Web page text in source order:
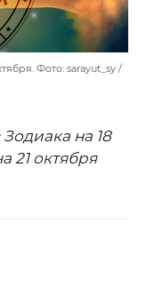
Фото: sarayut_sy /
на 18
21 октября